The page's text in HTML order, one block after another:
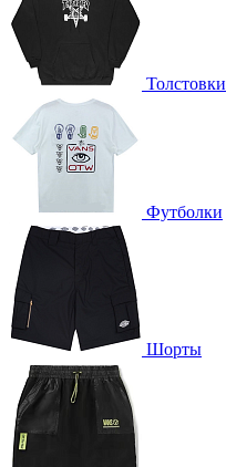
Толстовки
Футболки
Шорты